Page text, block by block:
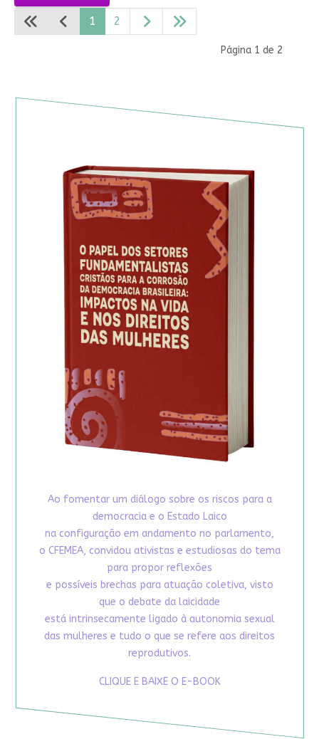
Página 1 de 2
1 2
Ao fomentar um diálogo sobre os riscos para a
democracia e o Estado Laico
na configuração em andamento no parlamento,
o CFEMEA, convidou ativistas e estudiosas do tema
para propor reflexões
e possíveis brechas para atuação coletiva, visto
que o debate da laicidade
está intrinsecamente ligado à autonomia sexual
das mulheres e tudo o que se refere aos direitos
reprodutivos.
CLIQUE E BAIXE O E-BOOK